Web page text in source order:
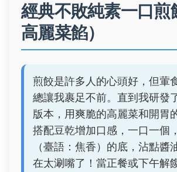
經典不敗純素一口煎
高麗菜餡）
煎餃是許多人的心頭好，但葷
總讓我裹足不前。直到我研發
版本，用爽脆的高麗菜和開胃
搭配豆乾增加口感，一口一個
（臺語：焦香）的底，沾點醬
在太涮嘴了！當正餐或下午解